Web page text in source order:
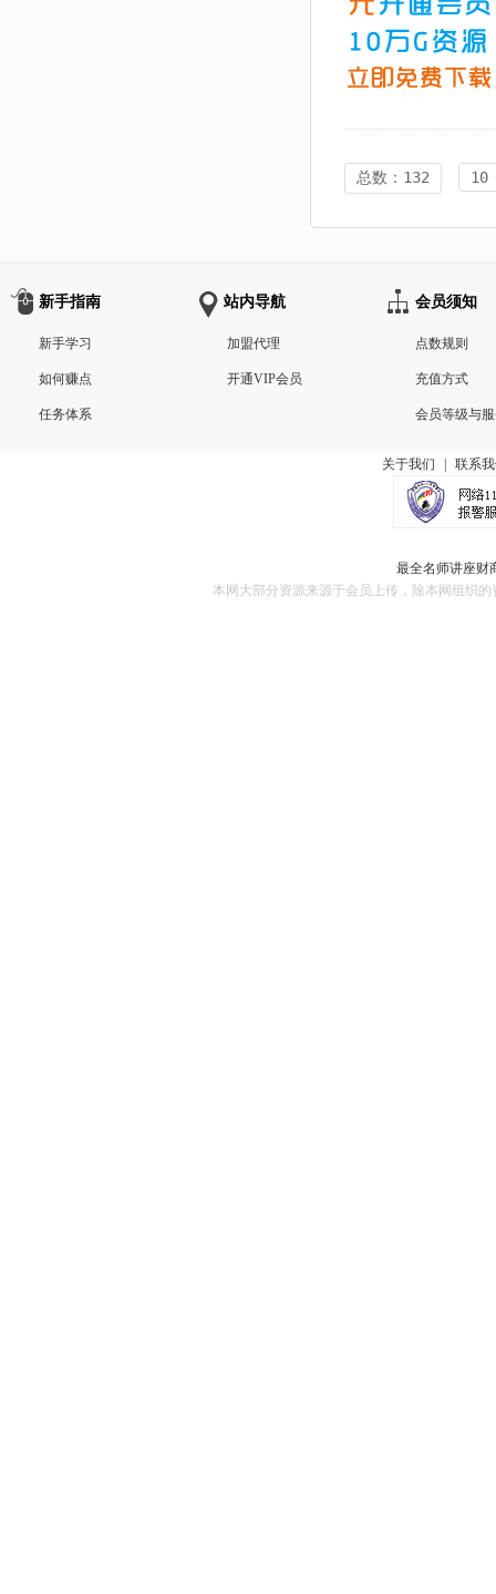
总数：132 10
新手指南
新手学习
如何赚点
任务体系
站内导航
加盟代理
开通VIP会员
会员须知
点数规则
充值方式
会员等级与
关于我们 联系
最全名师讲座财
本网大部分资源来源于会员上传，除本网组织